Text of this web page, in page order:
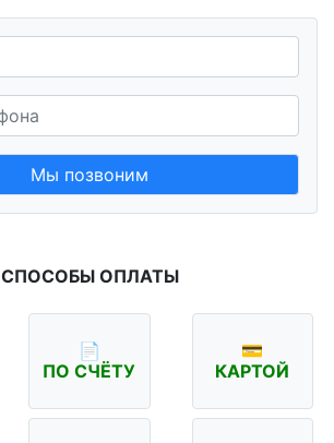
Мы позвоним
СПОСОБЫ ОПЛАТЫ
📄
ПО СЧЁТУ
💳
КАРТОЙ